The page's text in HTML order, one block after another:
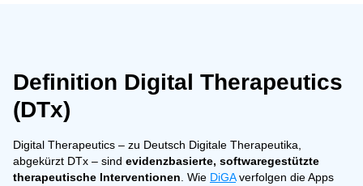
Definition Digital Therapeutics
(DTx)
Digital Therapeutics – zu Deutsch Digitale Therapeutika,
abgekürzt DTx – sind evidenzbasierte, softwaregestützte
therapeutische Interventionen . Wie DiGAverfolgen die Apps